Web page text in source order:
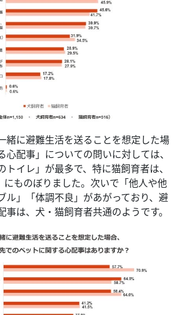
緒に避難生活を送ることを想定した場
心配事」についての問いに対しては、
トイレ」が最多で、特に猫飼育者は、
にものぼりました。次いで「他人や他
ル」「体調不良」があがっており、避
は、犬・猫飼育者共通のようです。